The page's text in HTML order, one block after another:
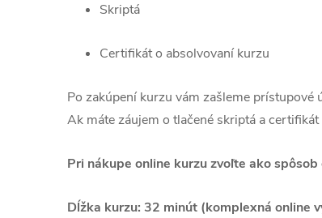
Skriptá
Certifikát o absolvovaní kurzu
Po zakúpení kurzu vám zašleme prístupové
Ak máte záujem o tlačené skriptá a
Pri nákupe online kurzu zvoľte ako
Dĺžka kurzu: 32 minút (komplexná online